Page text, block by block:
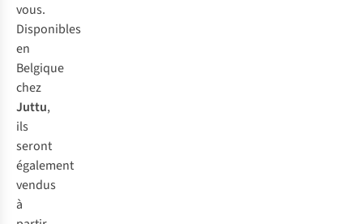
vous.
Disponibles
en
Belgique
chez
Juttu,
ils
seront
également
vendus
à